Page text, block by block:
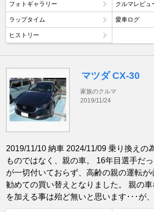
フォトギャラリー クルマレビュ
ラップタイム 愛車ログ
ヒストリー
マツダ CX-30
家族のクルマ
2019/11/24
2019/11/10 納車 2024/11/09 乗り換えの
ものではなく、親の車。 16年目選手だ
が一切付いておらず、高齢の親の運転が
勧めての買い替えとなりました。 親の
を加える事は殆ど無いと思います･･･が